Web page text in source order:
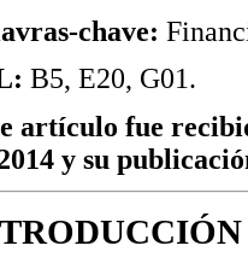
chave:
B5, E20, G01.
artículo fue
y su